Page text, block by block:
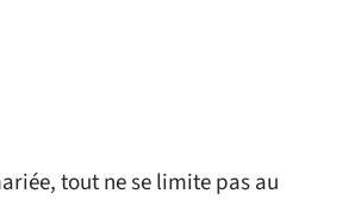
tout ne se limite pas au